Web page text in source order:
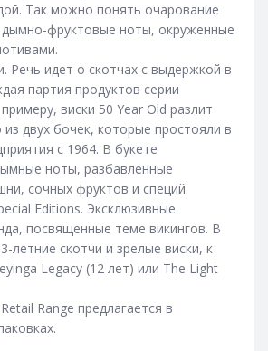
Glenfiddich 19 лет
Виски Glengoyne
Виски The Glenlivet
Glenmorangie 10 лет
лет
Glenmorangie 18 лет
Виски Grand Macnish
Grant's 12 лет
Grant's 8 лет
(HB)
Виски Heaven Hill
Highland Park 12 лет
лет
Виски ileach
Так можно понять очарование
дымно-фруктовые ноты, окруженные
Речь идет о скотчах с выдержкой в
партия продуктов серии
виски 50 Year Old разлит
из двух бочек, которые простояли в
с 1964. В букете
ноты, разбавленные
сочных фруктов и специй.
Editions. Эксклюзивные
посвященные теме викингов. В
летние скотчи и зрелые виски, к
Legacy (12 лет) или The Light
Range предлагается в